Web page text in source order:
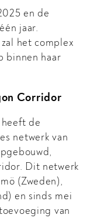
en de
jaar.
het complex
binnen haar
Corridor
de
netwerk van
Dit netwerk
(Zweden),
en sinds mei
van